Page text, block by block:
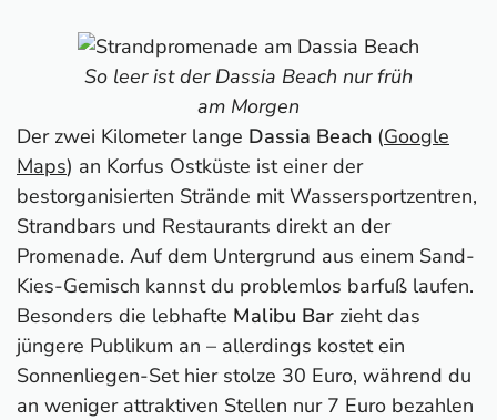
So leer ist der Dassia Beach nur früh
am Morgen
Der zwei Kilometer lange Dassia Beach (Google
Maps) an Korfus Ostküste ist einer der
bestorganisierten Strände mit Wassersportzentren,
Strandbars und Restaurants direkt an der
Promenade. Auf dem Untergrund aus einem Sand-
Kies-Gemisch kannst du problemlos barfuß laufen.
Besonders die lebhafte Malibu Bar zieht das
jüngere Publikum an – allerdings kostet ein
Sonnenliegen-Set hier stolze 30 Euro, während du
an weniger attraktiven Stellen nur 7 Euro bezahlen